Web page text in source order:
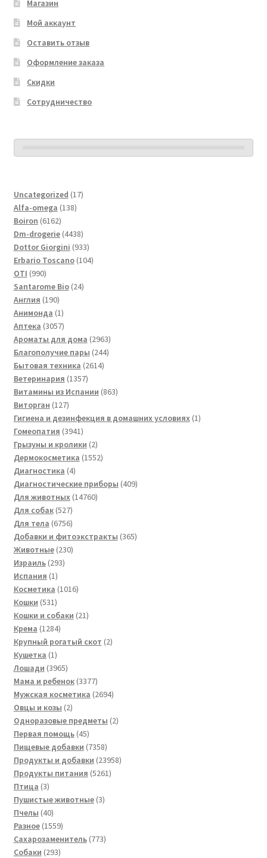
Магазин
Мой аккаунт
Оставить отзыв
Оформление заказа
Скидки
Сотрудничество
Uncategorized 1717
Alfa-omega 138138
Boiron 61626162
товара
Dm-drogerie 44384438
товаров
Dottor Giorgini 933933
товара
Erbario Toscano 104104
OTI 990990
товаров
Santarome Bio 2424
Англия 190190
товаров
Анимонда 11
товар
Аптека 30573057
товаров
Ароматы для дома 29632963
товара
Благополучие пары 244244
Бытовая техника 26142614
Ветеринария 13571357
товаров
Витамины из Испании 863863
Виторган 127127
товаров
Гигиена и дезинфекция в домашних условиях 11
Гомеопатия 39413941
товар
Грызуны и кролики 22
товара
Дермокосметика 15521552
Диагностика 44
товара
Диагностические приборы 409409
Для животных 1476014760
Для собак 527527
товаров
Для тела 67566756
товаров
Добавки и фитоэкстракты 365365
Животные 230230
Израиль 293293
Испания 11
товар
Косметика 10161016
Кошки 531531
товар
Кошки и собаки 2121
Крема 12841284
товара
Крупный рогатый скот 22
Кушетка 11
товар
Лошади 39653965
товаров
Мама и ребенок 33773377
товаров
Мужская косметика 26942694
Овцы и козы 22
товара
Одноразовые предметы 22
Первая помощь 4545
товаров
Пищевые добавки 73587358
товаров
Продукты и добавки 2395823958
Продукты питания 52615261
Птица 33
товара
Пушистые животные 33
Пчелы 4040
товаров
Разное 15591559
товаров
Сахарозаменитель 773773
Собаки 293293